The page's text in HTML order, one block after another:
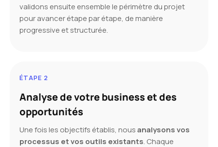
validons ensuite ensemble le périmètre du projet
pour avancer étape par étape, de manière
progressive et structurée.
ÉTAPE 2
Analyse de votre business et des
opportunités
Une fois les objectifs établis, nousanalysons vos
processus et vos outils existants. Chaque